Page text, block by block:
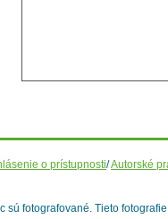
o prístupnosti/Autorské
sú fotografované. Tieto